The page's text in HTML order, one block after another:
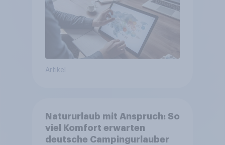
Artikel
Natururlaub mit Anspruch: So
viel Komfort erwarten
deutsche Campingurlauber